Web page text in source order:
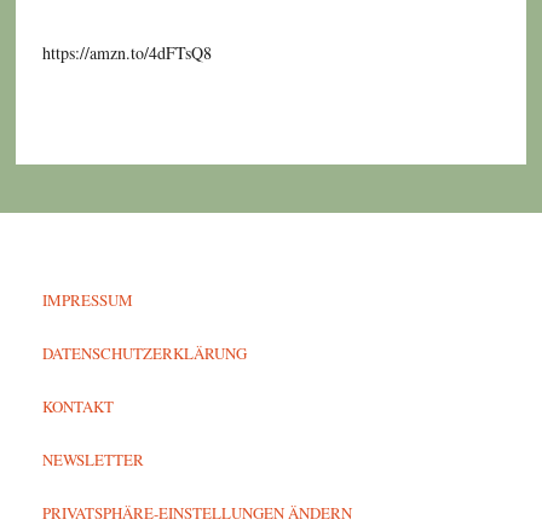
https://amzn.to/4dFTsQ8
IMPRESSUM
DATENSCHUTZERKLÄRUNG
KONTAKT
NEWSLETTER
PRIVATSPHÄRE-EINSTELLUNGEN ÄNDERN